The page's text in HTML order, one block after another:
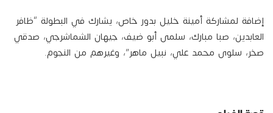
إضافة لمشاركة أمينة خليل بدور خاص، يشارك في البطولة “ظافر
العابدين، صبا مبارك، سلمى أبو ضيف، جيهان الشماشرجي، صدقي
صخر، سلوى محمد علي، نبيل ماهر”، وغيرهم من النجوم.